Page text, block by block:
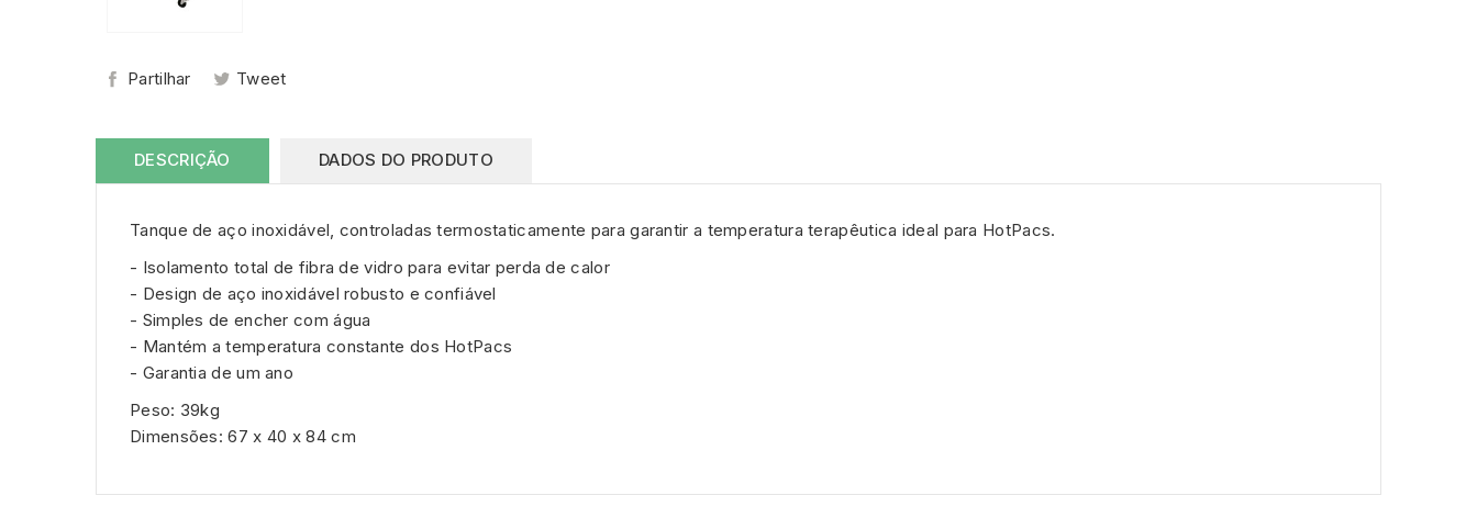
Partilhar Tweet
DESCRIÇÃO DADOS DO PRODUTO
Tanque de aço inoxidável, controladas termostaticamente para garantir a temperatura terapêutica ideal para HotPacs.
- Isolamento total de fibra de vidro para evitar perda de calor
- Design de aço inoxidável robusto e confiável
- Simples de encher com água
- Mantém a temperatura constante dos HotPacs
- Garantia de um ano
Peso: 39kg
Dimensões: 67 x 40 x 84 cm